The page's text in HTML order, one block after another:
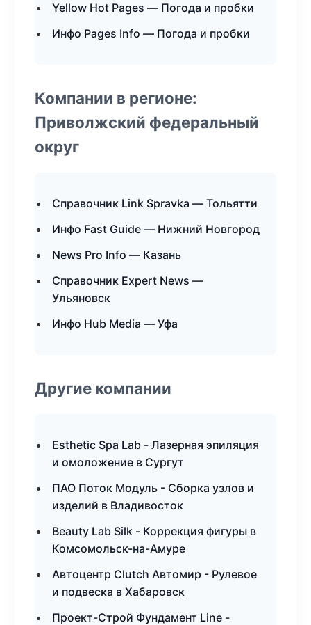
Yellow Hot Pages — Погода и пробки
Инфо Pages Info — Погода и пробки
Компании в регионе:
Приволжский федеральный
округ
Справочник Link Spravka — Тольятти
Инфо Fast Guide — Нижний Новгород
News Pro Info — Казань
Справочник Expert News —
Ульяновск
Инфо Hub Media — Уфа
Другие компании
Esthetic Spa Lab - Лазерная эпиляция
и омоложение в Сургут
ПАО Поток Модуль - Сборка узлов и
изделий в Владивосток
Beauty Lab Silk - Коррекция фигуры в
Комсомольск-на-Амуре
Автоцентр Clutch Автомир - Рулевое
и подвеска в Хабаровск
Проект-Строй Фундамент Line -